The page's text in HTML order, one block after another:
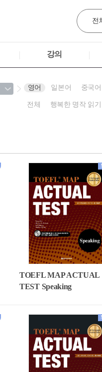
강의
영어 일본어 중국어
전체 행복한 명작 읽기
TOEFL MAP ACTUAL
TEST Speaking